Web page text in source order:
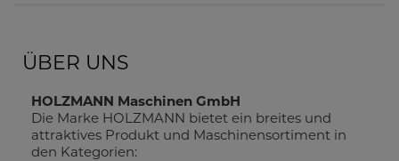
ÜBER UNS
HOLZMANN Maschinen GmbH
Die Marke HOLZMANN bietet ein breites und
attraktives Produkt und Maschinensortiment in
den Kategorien: